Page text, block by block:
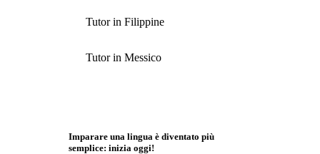
Tutor in Filippine
Tutor in Messico
Imparare una lingua è diventato più
semplice: inizia oggi!